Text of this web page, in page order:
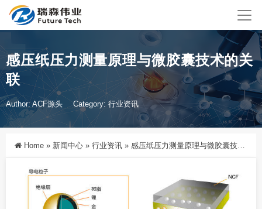
感压纸压力测量原理与微胶囊技术的关
联
Author: ACF源头 Category: 行业资讯
Home » 新闻中心 » 行业资讯 » 感压纸压力测量原理与微胶囊技术的关联